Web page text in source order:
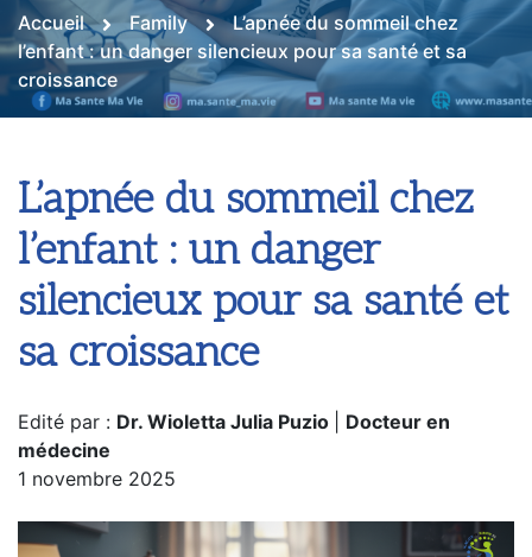
Accueil Family
L’apnée du sommeil chez
l’enfant : un danger silencieux pour sa santé et sa
croissance
L’apnée du sommeil chez
l’enfant : un danger
silencieux pour sa santé et
sa croissance
Edité par : Dr. Wioletta Julia Puzio
Docteur en
médecine
1 novembre 2025